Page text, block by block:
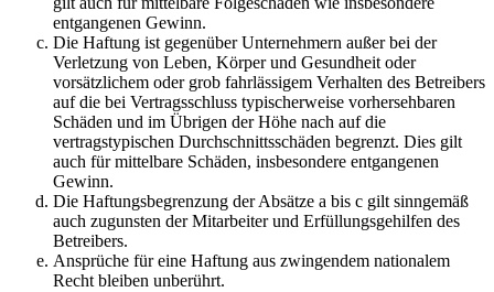
entgangenen Gewinn.
Die Haftung ist gegenüber Unternehmern außer bei der
Verletzung von Leben, Körper und Gesundheit oder
vorsätzlichem oder grob fahrlässigem Verhalten des Betreibers
auf die bei Vertragsschluss typischerweise vorhersehbaren
Schäden und im Übrigen der Höhe nach auf die
vertragstypischen Durchschnittsschäden begrenzt. Dies gilt
auch für mittelbare Schäden, insbesondere entgangenen
Gewinn.
Die Haftungsbegrenzung der Absätze a bis c gilt sinngemäß
auch zugunsten der Mitarbeiter und Erfüllungsgehilfen des
Betreibers.
Ansprüche für eine Haftung aus zwingendem nationalem
Recht bleiben unberührt.